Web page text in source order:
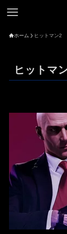
ホーム ヒットマン2
ヒットマ